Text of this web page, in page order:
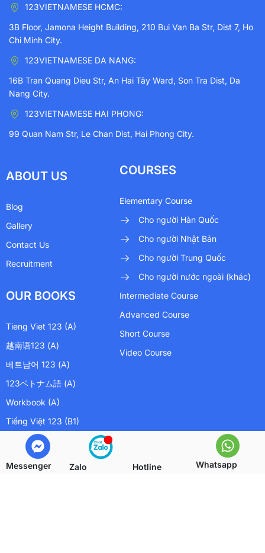
123VIETNAMESE HCMC:
3B Floor, Jamona Height Building, 210 Bui Van Ba Str, Dist 7, Ho
Chi Minh City.
123VIETNAMESE DA NANG:
16B Tran Quang Dieu Str, An Hai Tây Ward, Son Tra Dist, Da
Nang City.
123VIETNAMESE HAI PHONG:
99 Quan Nam Str, Le Chan Dist, Hai Phong City.
ABOUT US
Blog
Gallery
Contact Us
Recruitment
OUR BOOKS
Tieng Viet 123 (A)
越南语123 (A)
베트남어 123 (A)
123ベトナム語 (A)
Workbook (A)
Tiếng Việt 123 (B1)
COURSES
Elementary Course
Cho người Hàn Quốc
Cho người Nhật Bản
Cho người Trung Quốc
Cho người nước ngoài (khác)
Intermediate Course
Advanced Course
Short Course
Video Course
Messenger Zalo Hotline Whatsapp